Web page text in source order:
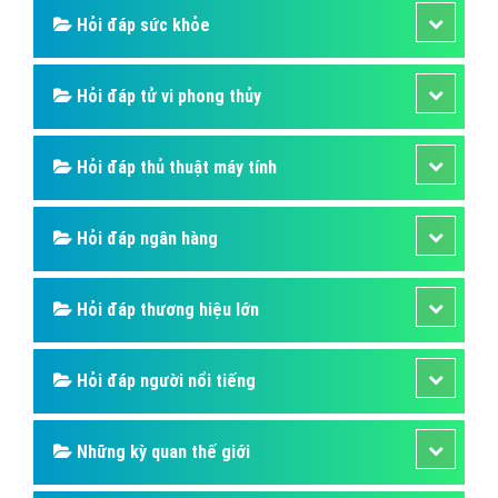
Hỏi đáp sức khỏe
Hỏi đáp tử vi phong thủy
Hỏi đáp thủ thuật máy tính
Hỏi đáp ngân hàng
Hỏi đáp thương hiệu lớn
Hỏi đáp người nổi tiếng
Những kỳ quan thế giới